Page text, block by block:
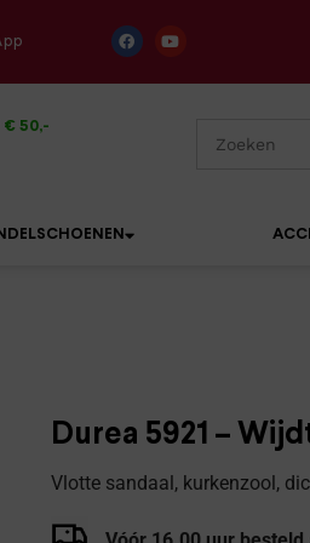
50,-
Durea 5921 –
Vlotte sandaal, kurkenzool,